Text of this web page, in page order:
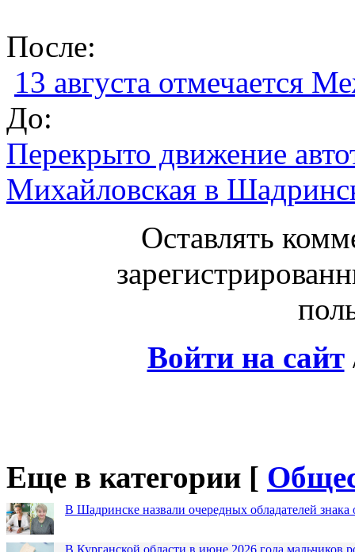
После:
13 августа отмечается
До:
Перекрыто движение
Михайловская в
Оставлять
Войти на сайт
Еще в категории [
В Шадринске назвали очередных обладателей знака
В Курганской области в июне 2026 года мальчиков